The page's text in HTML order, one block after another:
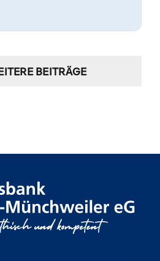
BEITRÄGE